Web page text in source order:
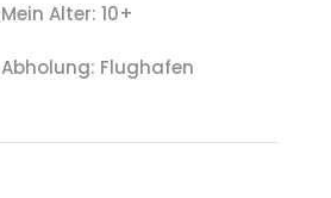
Mein Alter: 10+
Abholung: Flughafen